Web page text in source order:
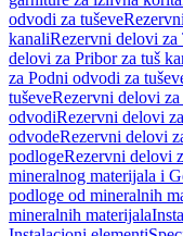
odvodi za tuševe
kanaliRezervni delovi za
delovi za Pribor za tuš
za Podni odvodi za
tuševeRezervni delovi
odvodiRezervni delovi
odvodeRezervni delovi
podlogeRezervni delovi
mineralnog materijala i
podloge od mineralnih
mineralnih materijala